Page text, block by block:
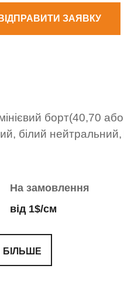
ВІДПРАВИТИ ЗАЯВКУ
борт(40,70
білий
На замовлення
від 1$/см
БІЛЬШЕ